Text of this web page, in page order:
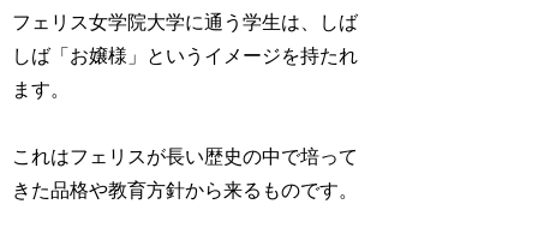
フェリス女学院大学に通う学生は、しば
しば「お嬢様」というイメージを持たれ
ます。
これはフェリスが長い歴史の中で培って
きた品格や教育方針から来るものです。